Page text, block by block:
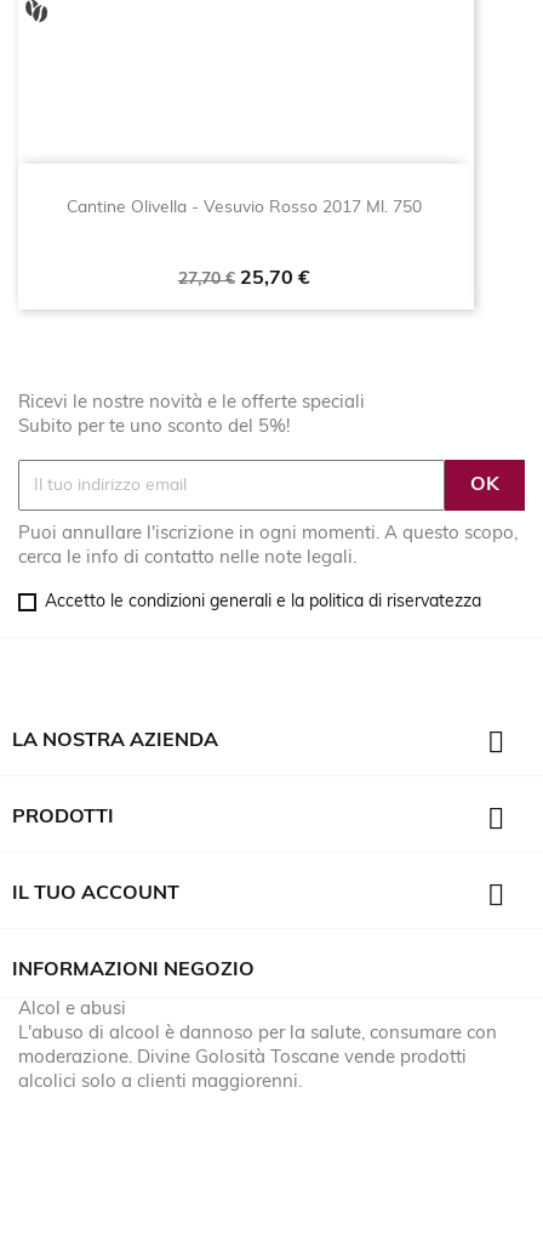
Cantine Olivella - Vesuvio Rosso 2017 Ml. 750
Prezzo
27,70 € Prezzo
25,70 €
Ricevi le nostre novità e le offerte speciali
Subito per te uno sconto del 5%!
Puoi annullare l'iscrizione in ogni momenti. A questo scopo,
cerca le info di contatto nelle note legali.
Accetto le condizioni generali e la politica di riservatezza
LA NOSTRA AZIENDA 
PRODOTTI 
IL TUO ACCOUNT 
INFORMAZIONI NEGOZIO
Alcol e abusi
L'abuso di alcool è dannoso per la salute, consumare con
moderazione. Divine Golosità Toscane vende prodotti
alcolici solo a clienti maggiorenni.